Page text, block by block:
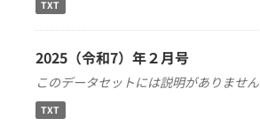
TXT
2025（令和7）年２月号
このデータセットには説明がありません
TXT